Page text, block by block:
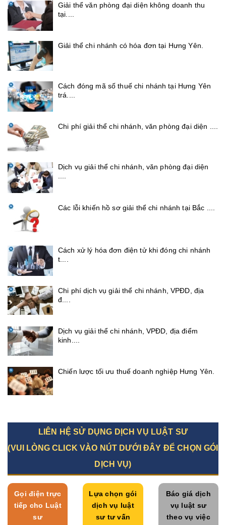
Giải thể văn phòng đại diện không doanh thu
tại....
Giải thể chi nhánh có hóa đơn tại Hưng Yên.
Cách đóng mã số thuế chi nhánh tại Hưng Yên
trá....
Chi phí giải thể chi nhánh, văn phòng đại diện ....
Dịch vụ giải thể chi nhánh, văn phòng đại diện
....
Các lỗi khiến hồ sơ giải thể chi nhánh tại Bắc ....
Cách xử lý hóa đơn điện tử khi đóng chi nhánh
t....
Chi phí dịch vụ giải thể chi nhánh, VPĐD, địa
đ....
Dịch vụ giải thể chi nhánh, VPĐD, địa điểm
kinh....
Chiến lược tối ưu thuế doanh nghiệp Hưng Yên.
LIÊN HỆ SỬ DỤNG DỊCH VỤ LUẬT SƯ
(VUI LÒNG CLICK VÀO NÚT DƯỚI ĐÂY ĐỂ CHỌN GÓI
DỊCH VỤ)
Gọi điện trực
tiếp cho Luật
sư
Lựa chọn gói
dịch vụ luật
sư tư vấn
Báo giá dịch
vụ luật sư
theo vụ việc